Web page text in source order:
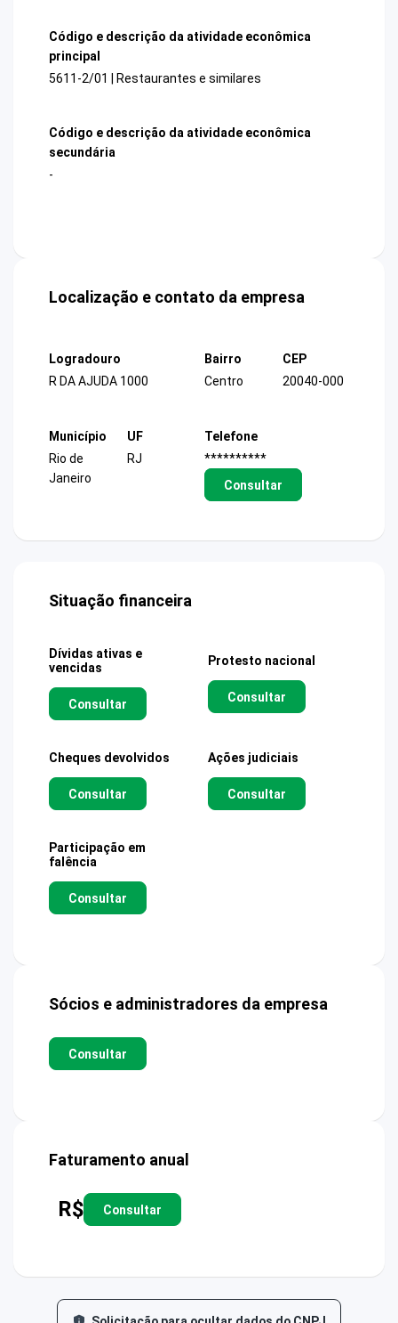
Código e descrição da atividade econômica
principal
5611-2/01 | Restaurantes e similares
Código e descrição da atividade econômica
secundária
-
Localização e contato da empresa
Logradouro
R DA AJUDA 1000
Bairro
Centro
CEP
20040-000
Município
Rio de
Janeiro
UF
RJ
Telefone
**********
Consultar
Situação financeira
Dívidas ativas e
vencidas
Consultar
Protesto nacional
Consultar
Cheques devolvidos
Consultar
Ações judiciais
Consultar
Participação em
falência
Consultar
Sócios e administradores da empresa
Consultar
Faturamento anual
R$ Consultar